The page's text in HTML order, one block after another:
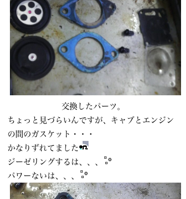
交換したパーツ。
ちょっと見づらいんですが、キャブとエンジン
の間のガスケット・・・
かなりずれてました
ジーゼリングするは、、、
パワーないは、、、